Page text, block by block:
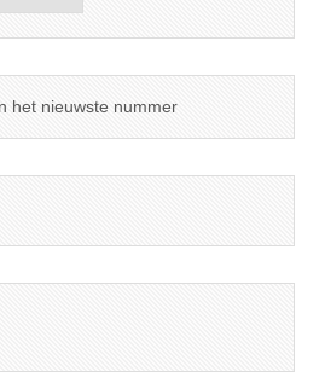
het nieuwste nummer